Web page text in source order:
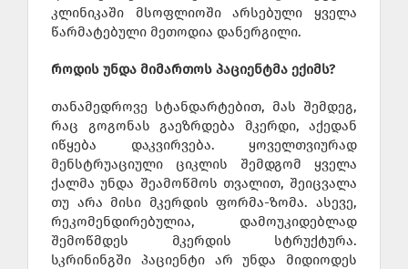
კლინიკაში მსოფლიოში არსებული ყველა
წარმატებული მეთოდია დანერგილი.
როდის უნდა მიმართოს პაციენტმა ექიმს?
თანამედროვე სტანდარტებით, მას შემდეგ,
რაც გოგონას გაეზრდება მკერდი, აქედან
იწყება დაკვირვება. ყოველთვიურად
მენსტრუაციული ციკლის შემდგომ ყველა
ქალმა უნდა შეამოწმოს თვალით, შეიცვალა
თუ არა მისი მკერდის ფორმა-ზომა. ასევე,
რეკომენდირებულია, დამოუკიდებლად
შემოწმდეს მკერდის სტრუქტურა.
სკრინინგში პაციენტი არ უნდა მიდიოდეს